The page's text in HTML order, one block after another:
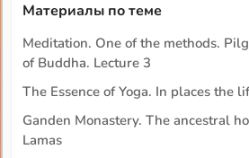
Материалы по теме
Meditation. One of the methods.
of Buddha. Lecture 3
The Essence of Yoga. In places the
Ganden Monastery. The ancestral
Lamas